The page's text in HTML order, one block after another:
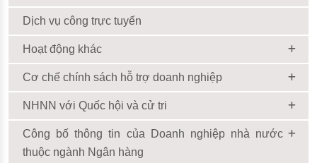
Dịch vụ công trực tuyến
Hoạt động khác
Cơ chế chính sách hỗ trợ doanh nghiệp
NHNN với Quốc hội và cử tri
Công bố thông tin của Doanh nghiệp nhà nước
thuộc ngành Ngân hàng